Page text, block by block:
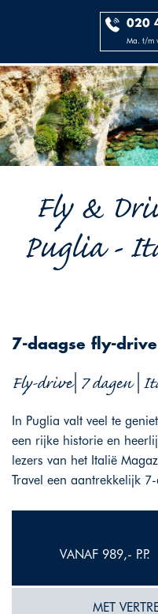
020
Ma. t/m
Fly &
Puglia -
7-daagse fly-
Fly-drive| 7 dagen |
In Puglia valt veel te
een rijke historie en
lezers van het Italië
Travel een aantrekkelijk
VANAF 989,- P.P.
MET